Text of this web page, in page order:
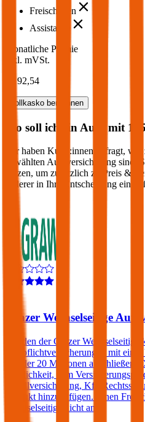
Freischaden
Assistance
Monatliche Prämie
inkl. mVSt.
€ 192,54
Vollkasko berechnen
Wo soll ich ein Auto mit 185
Wir haben Kund:innen befragt, wie
gewählten Autoversicherung sind.
nutzen, um zusätzlich zu Preis &
anderer in Ihre Entscheidung
Grazer Wechselseitige
Kunden der Grazer
Haftpflichtversicherungen mit einer
15 oder 20 Millionen abschließen.
Möglichkeit, dem
Unfallversicherung, Kfz-
Produkt hinzuzufügen. Einen
Wechselseitige nicht an.